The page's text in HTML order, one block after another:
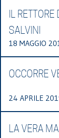
IL
SALVINI
18 MAGGIO
OCCORRE
24 APRILE
LA VERA